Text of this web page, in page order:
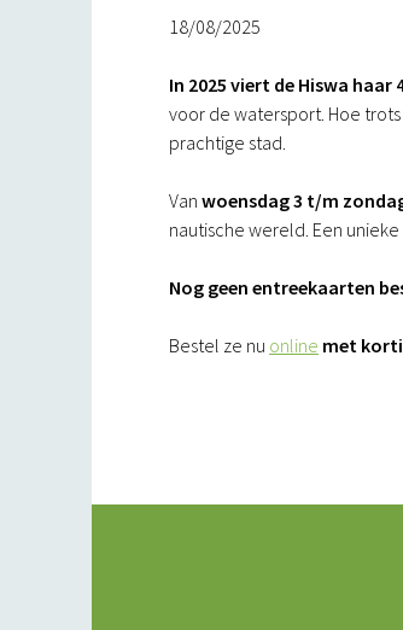
18/08/2025
In 2025 viert de Hiswa haar
voor de watersport. Hoe
prachtige stad.
Van woensdag 3 t/m
nautische wereld. Een
Nog geen entreekaarten
Bestel ze nu online met